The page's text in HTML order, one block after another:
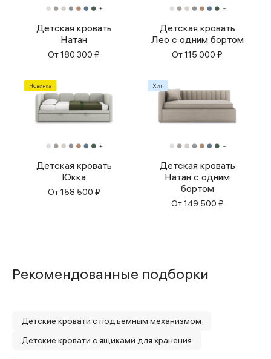
Детская кровать
Натан
От180 300 ₽
Детская кровать
Лео с одним бортом
От115 000 ₽
Детская кровать
Юкка
От158 500 ₽
Детская кровать
Натан с одним
бортом
От149 500 ₽
Рекомендованные подборки
Детские кровати с подъемным механизмом
Детские кровати с ящиками для хранения